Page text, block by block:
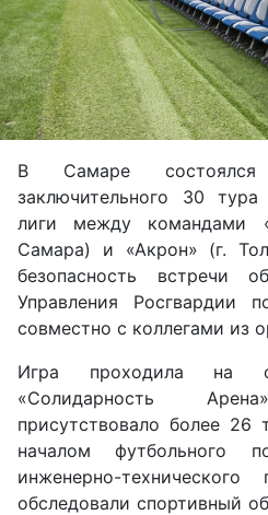
В Самаре состоялся
заключительного 30
лиги между командами
Самара) и «Акрон» (г.
безопасность встречи
Управления Росгвардии
совместно с коллегами из
Игра проходила на
«Солидарность
присутствовало более 26
началом футбольного
инженерно-
обследовали спортивный